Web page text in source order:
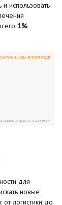
использовать
1%
для
новые
логистики до